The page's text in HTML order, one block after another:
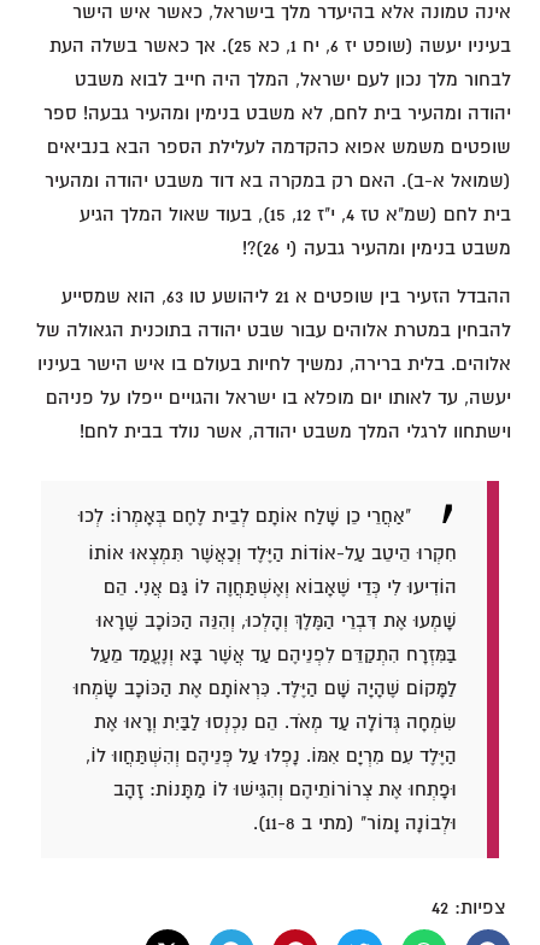
אינה טמונה אלא בהיעדר מלך בישראל, כאשר איש הישר
בעיניו יעשה (שופט יז 6, יח 1, כא 25). אך כאשר בשלה העת
לבחור מלך נכון לעם ישראל, המלך היה חייב לבוא משבט
יהודה ומהעיר בית לחם, לא משבט בנימין ומהעיר גבעה! ספר
שופטים משמש אפוא כהקדמה לעלילת הספר הבא בנביאים
(שמואל א-ב). האם רק במקרה בא דוד משבט יהודה ומהעיר
בית לחם (שמ"א טז 4, י"ז 12, 15), בעוד שאול המלך הגיע
משבט בנימין ומהעיר גבעה (י 26)?!
ההבדל הזעיר בין שופטים א 21 ליהושע טו 63, הוא שמסייע
להבחין במטרת אלוהים עבור שבט יהודה בתוכנית הגאולה של
אלוהים. בלית ברירה, נמשיך לחיות בעולם בו איש הישר בעיניו
יעשה, עד לאותו יום מופלא בו ישראל והגויים ייפלו על פניהם
וישתחוו לרגלי המלך משבט יהודה, אשר נולד בבית לחם!
"אַחֲרֵי כֵן שָׁלַח אוֹתָם לְבֵית לֶחֶם בְּאָמְרוֹ: לְכוּ
חִקְרוּ הֵיטֵב עַל-אוֹדוֹת הַיֶּלֶד וְכַאֲשֶׁר תִּמְצְאוּ אוֹתוֹ
הוֹדִיעוּ לִי כְּדֵי שֶׁאָבוֹא וְאֶשְׁתַּחֲוֶה לוֹ גַּם אֲנִי. הֵם
שָׁמְעוּ אֶת דִּבְרֵי הַמֶּלֶךְ וְהָלְכוּ, וְהִנֵּה הַכּוֹכָב שֶׁרָאוּ
בַּמִּזְרָח הִתְקַדֵּם לִפְנֵיהֶם עַד אֲשֶׁר בָּא וְנֶעֱמַד מֵעַל
לַמָּקוֹם שֶׁהָיָה שָׁם הַיֶּלֶד. כִּרְאוֹתָם אֶת הַכּוֹכָב שָׂמְחוּ
שִׂמְחָה גְּדוֹלָה עַד מְאֹד. הֵם נִכְנְסוּ לַבַּיִת וְרָאוּ אֶת
הַיֶּלֶד עִם מִרְיָם אִמּוֹ. נָפְלוּ עַל פְּנֵיהֶם וְהִשְׁתַּחֲווּ לוֹ,
וּפָתְחוּ אֶת צְרוֹרוֹתֵיהֶם וְהִגִּישׁוּ לוֹ מַתָּנוֹת: זָהָב
וּלְבוֹנָה וָמוֹר" (מתי ב 11-8).
צפיות: 42